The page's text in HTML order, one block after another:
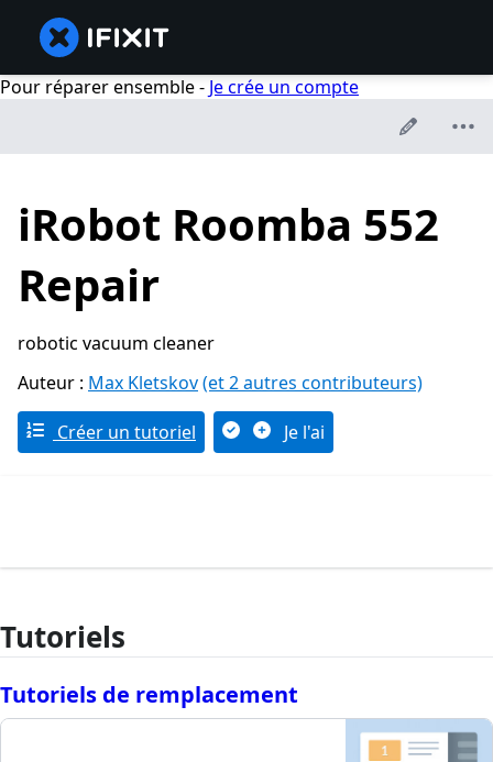
Pour réparer ensemble - Je crée un compte
iRobot Roomba 552
Repair
robotic vacuum cleaner
Auteur : Max Kletskov(et 2 autres contributeurs)
Créer un tutoriel Je l'ai
Tutoriels
Tutoriels de remplacement